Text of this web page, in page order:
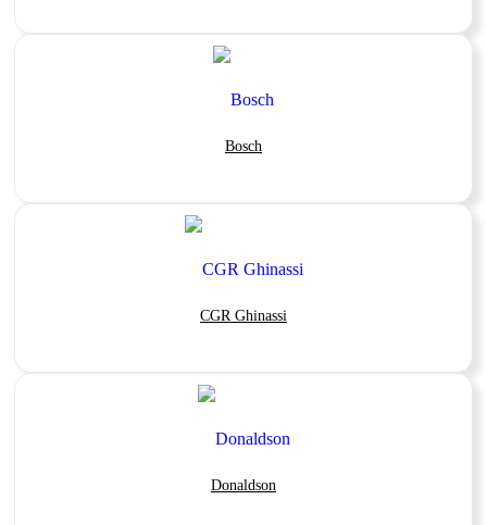
Bosch
CGR Ghinassi
Donaldson